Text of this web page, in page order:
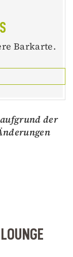
Barkarte.
der